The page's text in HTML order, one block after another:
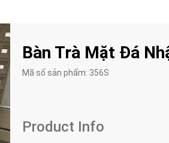
Bàn Trà Mặt Đá
Mã số sản phẩm: 356S
Product Info